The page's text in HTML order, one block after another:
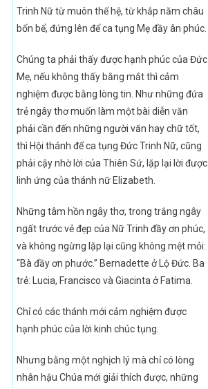
Trinh Nữ từ muôn thế hệ, từ khắp năm châu
bốn bể, đứng lên để ca tụng Mẹ đầy ân phúc.
Chúng ta phải thấy được hạnh phúc của Đức
Mẹ, nếu không thấy bằng mắt thì cảm
nghiệm được bằng lòng tin. Như những đứa
trẻ ngây thơ muốn làm một bài diễn văn
phải cần đến những người văn hay chữ tốt,
thì Hội thánh để ca tụng Đức Trinh Nữ, cũng
phải cậy nhờ lời của Thiên Sứ, lặp lại lời được
linh ứng của thánh nữ Elizabeth.
Những tâm hồn ngây thơ, trong trắng ngây
ngất trước vẻ đẹp của Nữ Trinh đầy ơn phúc,
và không ngừng lặp lại cũng không mệt mỏi:
“Bà đầy ơn phước.” Bernadette ở Lộ Đức. Ba
trẻ: Lucia, Francisco và Giacinta ở Fatima.
Chỉ có các thánh mới cảm nghiệm được
hạnh phúc của lời kinh chúc tụng.
Nhưng bằng một nghịch lý mà chỉ có lòng
nhân hậu Chúa mới giải thích được, những